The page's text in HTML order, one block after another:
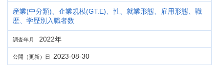
産業(中分類)、企業規模(GT.E)、性、就業形態、雇用形態、職
歴、学歴別入職者数
調査年月 2022年
公開（更新）日 2023-08-30